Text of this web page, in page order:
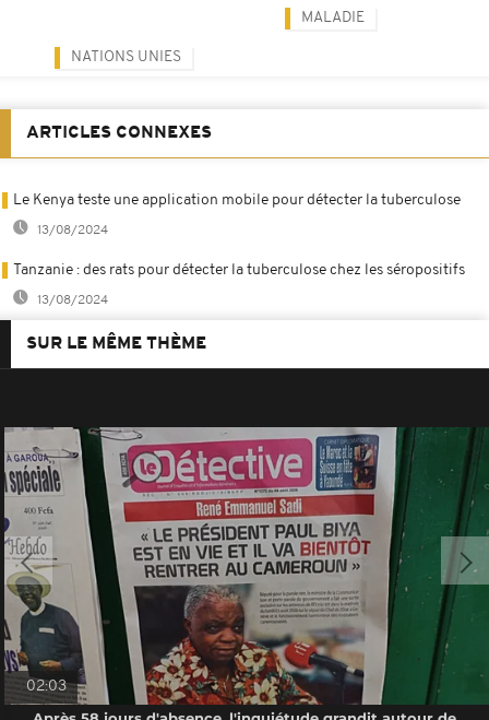
MALADIE
NATIONS UNIES
ARTICLES CONNEXES
Le Kenya teste une application mobile pour détecter la tuberculose
13/08/2024
Tanzanie : des rats pour détecter la tuberculose chez les séropositifs
13/08/2024
SUR LE MÊME THÈME
02:03